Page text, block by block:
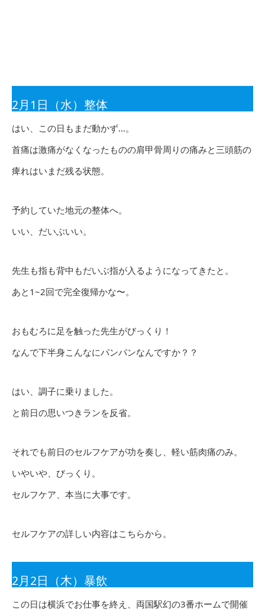
2月1日（水）整体
はい、この日もまだ動かず…。
首痛は激痛がなくなったものの肩甲骨周りの痛みと三頭筋の
痺れはいまだ残る状態。
予約していた地元の整体へ。
いい、だいぶいい。
先生も指も背中もだいぶ指が入るようになってきたと。
あと1~2回で完全復帰かな〜。
おもむろに足を触った先生がびっくり！
なんで下半身こんなにパンパンなんですか？？
はい、調子に乗りました。
と前日の思いつきランを反省。
それでも前日のセルフケアが功を奏し、軽い筋肉痛のみ。
いやいや、びっくり。
セルフケア、本当に大事です。
セルフケアの詳しい内容はこちらから。
2月2日（木）暴飲
この日は横浜でお仕事を終え、両国駅幻の3番ホームで開催